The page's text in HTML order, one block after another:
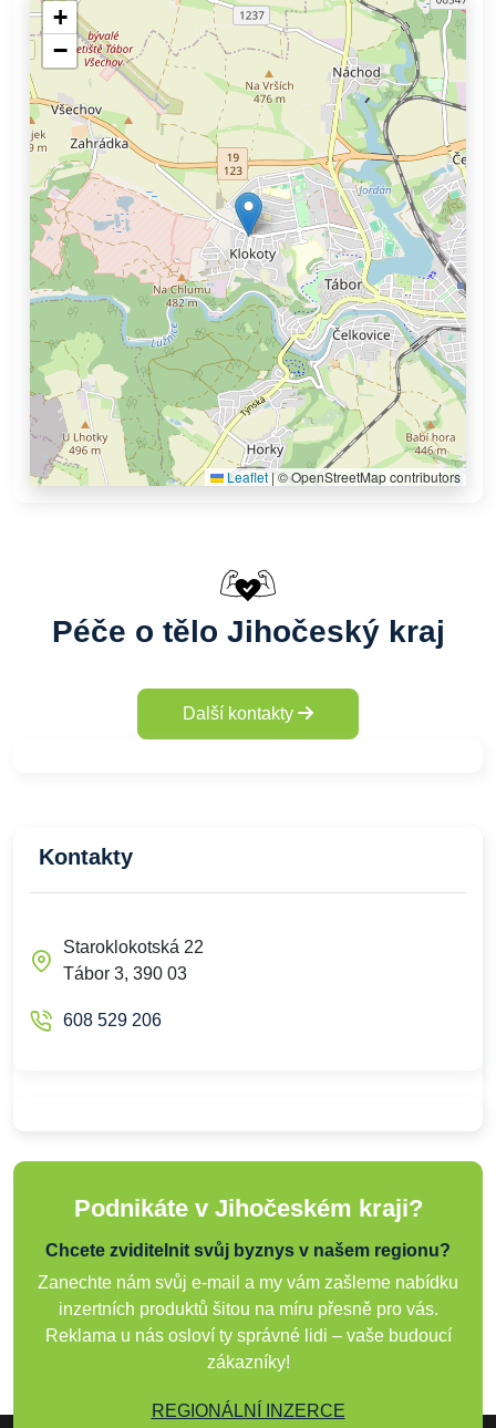
+
−
Leaflet |© OpenStreetMap contributors
Péče o tělo Jihočeský kraj
Další kontakty
Kontakty
Staroklokotská 22
Tábor 3, 390 03
608 529 206
Podnikáte v Jihočeském kraji?
Chcete zviditelnit svůj byznys v našem regionu?
Zanechte nám svůj e-mail a my vám zašleme nabídku
inzertních produktů šitou na míru přesně pro vás.
Reklama u nás osloví ty správné lidi – vaše budoucí
zákazníky!
REGIONÁLNÍ INZERCE